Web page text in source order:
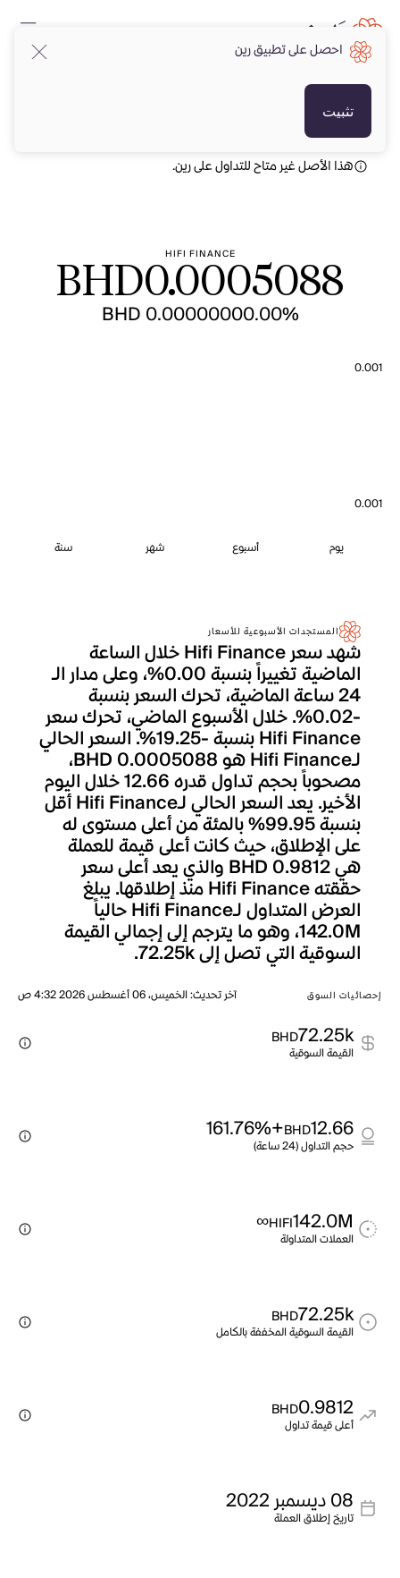
هذا الأصل غير متاح للتداول على رين.
HIFI FINANCE
BHD0.0005088
0.00%
BHD 0.0000000
0.001
0.001
يوم أسبوع شهر سنة
المستجدات الأسبوعية للأسعار
شهد سعر Hifi Finance خلال الساعة
الماضية تغييراً بنسبة 0.00%، وعلى مدار الـ
24 ساعة الماضية، تحرك السعر بنسبة
-0.02%. خلال الأسبوع الماضي، تحرك سعر
Hifi Finance بنسبة -19.25%. السعر الحالي
لـHifi Finance هو BHD 0.0005088،
مصحوباً بحجم تداول قدره 12.66 خلال اليوم
الأخير. يعد السعر الحالي لـHifi Finance أقل
بنسبة 99.95% بالمئة من أعلى مستوى له
على الإطلاق، حيث كانت أعلى قيمة للعملة
هي BHD 0.9812 والذي يعد أعلى سعر
حققته Hifi Finance منذ إطلاقها. يبلغ
العرض المتداول لـHifi Finance حالياً
142.0M، وهو ما يترجم إلى إجمالي القيمة
السوقية التي تصل إلى 72.25k.
إحصائيات السوق آخر تحديث:الخميس، 06 أغسطس 2026 4:32 ص
72.25k
BHD
القيمة السوقية
12.66
BHD
+161.76%
حجم التداول (24 ساعة)
142.0M
HIFI
∞
العملات المتداولة
72.25k
BHD
القيمة السوقية المخففة بالكامل
0.9812
BHD
أعلى قيمة تداول
08 ديسمبر 2022
تاريخ إطلاق العملة
احصل على تطبيق رين
تثبيت